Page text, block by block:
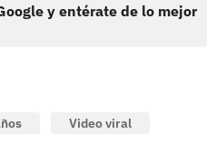
y entérate de lo mejor
Video viral